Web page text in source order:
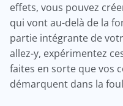
effets, vous pouvez
qui vont au-delà de la
partie intégrante de
allez-y, expérimentez
faites en sorte que vos
démarquent dans la